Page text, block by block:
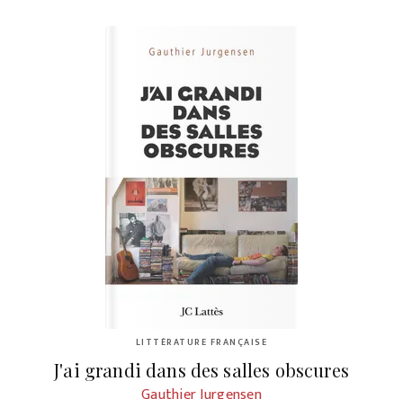
LITTÉRATURE FRANÇAISE
J'ai grandi dans des salles obscures